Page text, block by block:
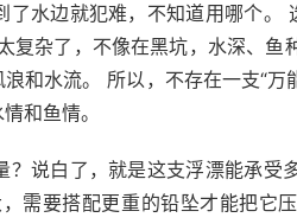
水边就犯难，不知道用哪个。
复杂了，不像在黑坑，水深、鱼
和水流。 所以，不存在一支“
和鱼情。
说白了，就是这支浮漂能承受
需要搭配更重的铅坠才能把它